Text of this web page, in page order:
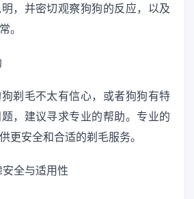
，并密切观察狗狗的反应，以及
。
剃毛不太有信心，或者狗狗有特
，建议寻求专业的帮助。专业的
更安全和合适的剃毛服务。
全与适用性